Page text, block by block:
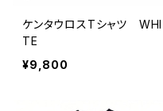
ケンタウロスTシャツ WHI
TE
¥9,800